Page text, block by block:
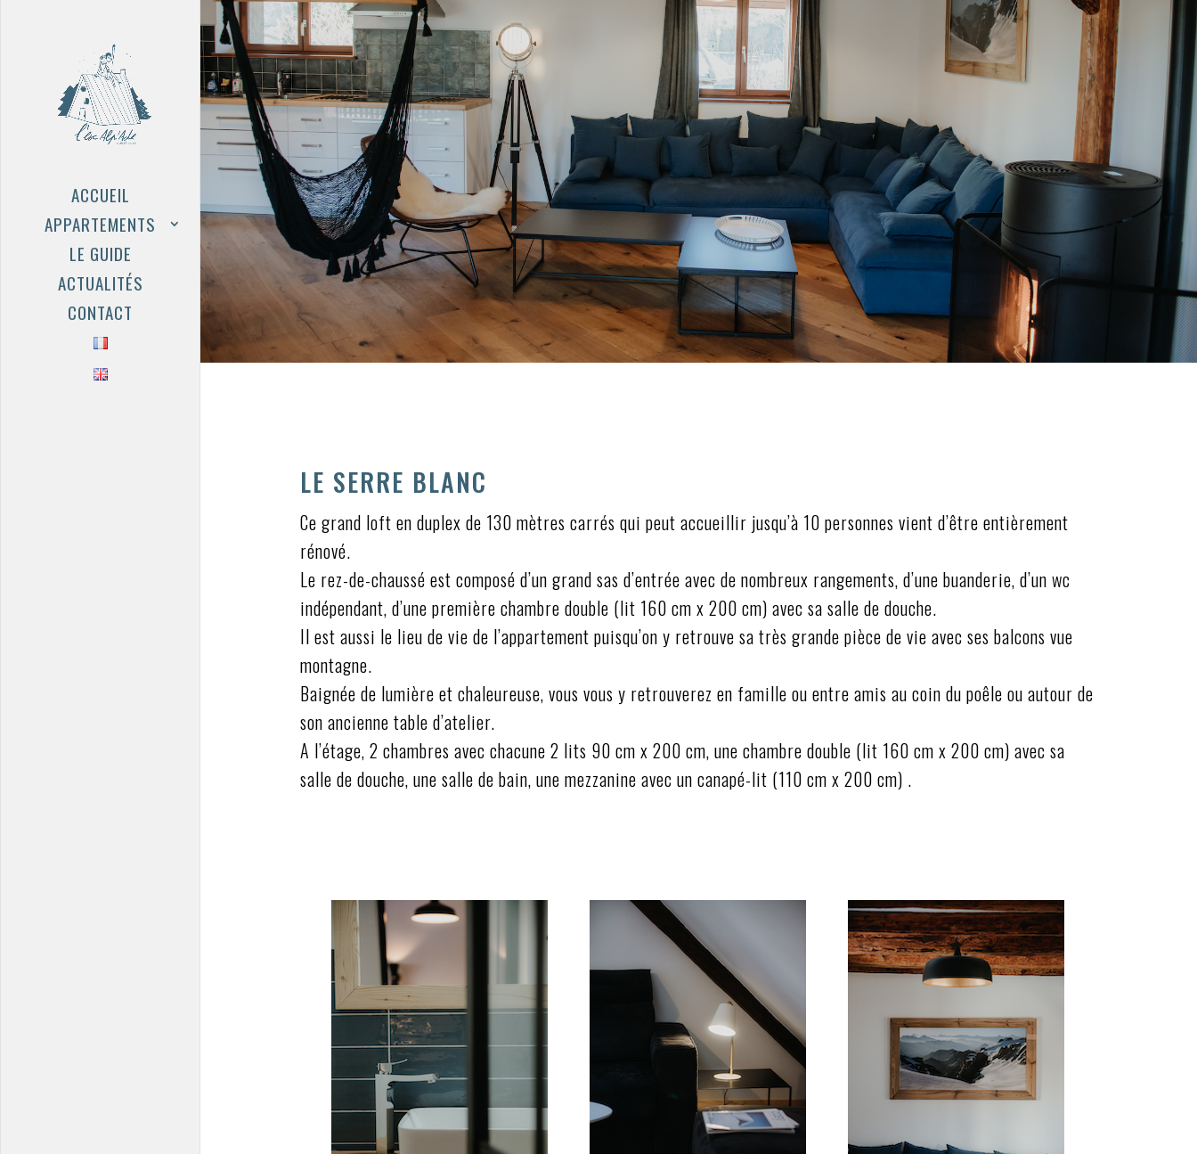
ACCUEIL
APPARTEMENTS
LE GUIDE
ACTUALITÉS
CONTACT
LE SERRE BLANC
Ce grand loft en duplex de 130 mètres carrés qui peut accueillir jusqu’à 10 personnes vient d’être entièrement
rénové.
Le rez-de-chaussé est composé d’un grand sas d’entrée avec de nombreux rangements, d’une buanderie, d’un wc
indépendant, d’une première chambre double (lit 160 cm x 200 cm) avec sa salle de douche.
Il est aussi le lieu de vie de l’appartement puisqu’on y retrouve sa très grande pièce de vie avec ses balcons vue
montagne.
Baignée de lumière et chaleureuse, vous vous y retrouverez en famille ou entre amis au coin du poêle ou autour de
son ancienne table d’atelier.
A l’étage, 2 chambres avec chacune 2 lits 90 cm x 200 cm, une chambre double (lit 160 cm x 200 cm) avec sa
salle de douche, une salle de bain, une mezzanine avec un canapé-lit (110 cm x 200 cm) .